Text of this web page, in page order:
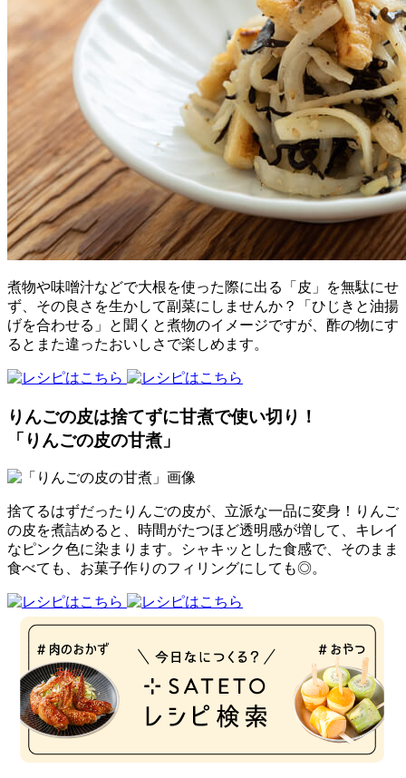
煮物や味噌汁などで大根を使った際に出る「皮」を無駄にせ
ず、その良さを生かして副菜にしませんか？「ひじきと油揚
げを合わせる」と聞くと煮物のイメージですが、酢の物にす
るとまた違ったおいしさで楽しめます。
りんごの皮は捨てずに甘煮で使い切り！
「りんごの皮の甘煮」
捨てるはずだったりんごの皮が、立派な一品に変身！りんご
の皮を煮詰めると、時間がたつほど透明感が増して、キレイ
なピンク色に染まります。シャキッとした食感で、そのまま
食べても、お菓子作りのフィリングにしても◎。